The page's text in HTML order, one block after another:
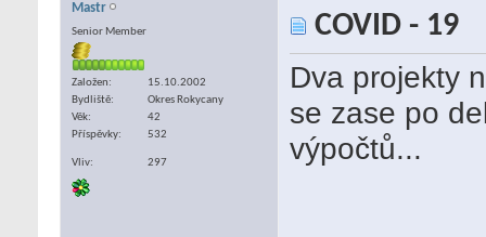
Mastr
Senior Member
Založen
15.10.2002
Bydliště
Okres Rokycany
Věk
42
Příspěvky
532
Vliv 297
COVID - 19
Dva projekty
se zase po
výpočtů...